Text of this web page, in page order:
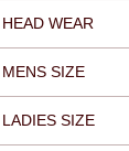
HEAD WEAR
MENS SIZE
LADIES SIZE